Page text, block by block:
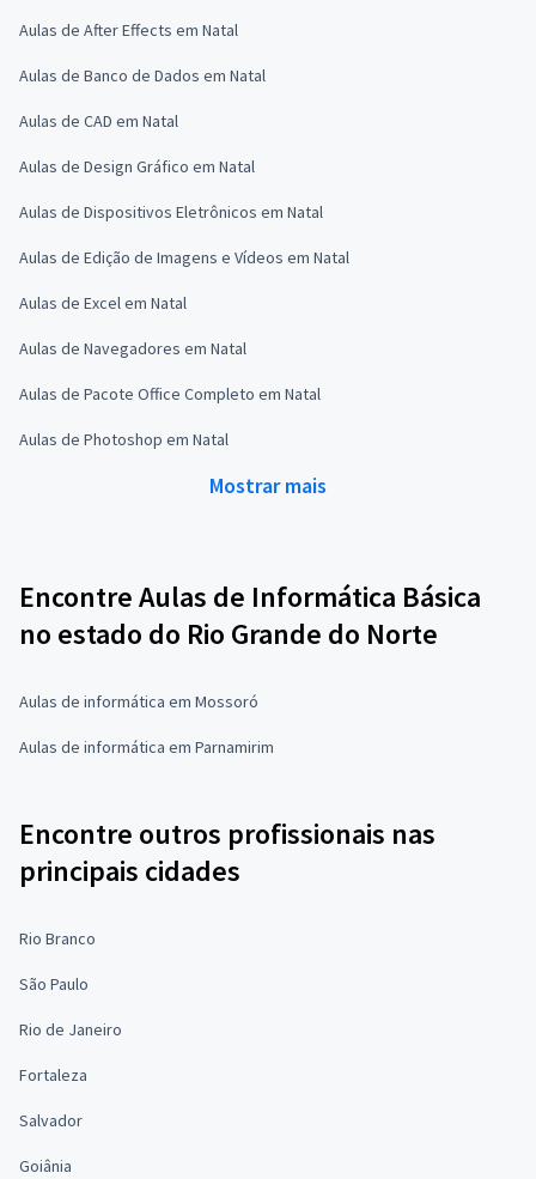
Aulas de After Effects em Natal
Aulas de Banco de Dados em Natal
Aulas de CAD em Natal
Aulas de Design Gráfico em Natal
Aulas de Dispositivos Eletrônicos em Natal
Aulas de Edição de Imagens e Vídeos em Natal
Aulas de Excel em Natal
Aulas de Navegadores em Natal
Aulas de Pacote Office Completo em Natal
Aulas de Photoshop em Natal
Mostrar mais
Encontre Aulas de Informática Básica
no estado do Rio Grande do Norte
Aulas de informática em Mossoró
Aulas de informática em Parnamirim
Encontre outros profissionais nas
principais cidades
Rio Branco
São Paulo
Rio de Janeiro
Fortaleza
Salvador
Goiânia